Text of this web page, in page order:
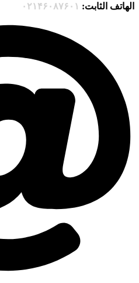
الهاتف الثابت: ۰۲۱۴۶۰۸۷۶۰۱